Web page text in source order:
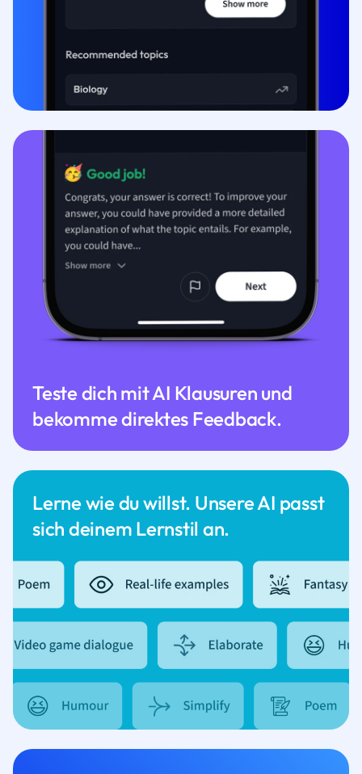
Lerne wie du willst. Unsere AI passt
sich deinem Lernstil an.
Teste dich mit AI Klausuren und
bekomme direktes Feedback.